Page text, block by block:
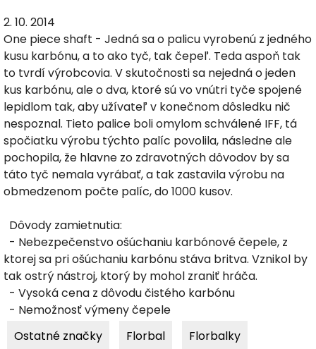
2. 10. 2014
One piece shaft - Jedná sa o palicu vyrobenú z jedného
kusu karbónu, a to ako tyč, tak čepeľ. Teda aspoň tak
to tvrdí výrobcovia. V skutočnosti sa nejedná o jeden
kus karbónu, ale o dva, ktoré sú vo vnútri tyče spojené
lepidlom tak, aby užívateľ v konečnom dôsledku nič
nespoznal. Tieto palice boli omylom schválené IFF, tá
spočiatku výrobu týchto palíc povolila, následne ale
pochopila, že hlavne zo zdravotných dôvodov by sa
táto tyč nemala vyrábať, a tak zastavila výrobu na
obmedzenom počte palíc, do 1000 kusov.
Dôvody zamietnutia:
- Nebezpečenstvo ošúchaniu karbónové čepele, z
ktorej sa pri ošúchaniu karbónu stáva britva. Vznikol by
tak ostrý nástroj, ktorý by mohol zraniť hráča.
- Vysoká cena z dôvodu čistého karbónu
- Nemožnosť výmeny čepele
Ostatné značky
Florbal Florbalky